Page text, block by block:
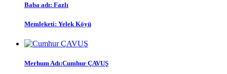
Baba adı: Fazlı
Memleketi: Yelek Köyü
Merhum Adı:Cumhur ÇAVUŞ